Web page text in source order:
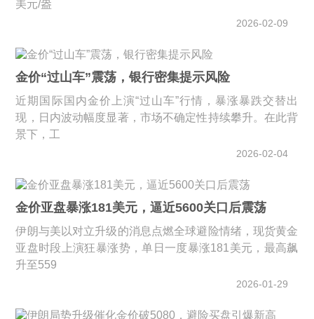
美元/盎
2026-02-09
金价“过山车”震荡，银行密集提示风险
近期国际国内金价上演“过山车”行情，暴涨暴跌交替出
现，日内波动幅度显著，市场不确定性持续攀升。在此背
景下，工
2026-02-04
金价亚盘暴涨181美元，逼近5600关口后震荡
伊朗与美以对立升级的消息点燃全球避险情绪，现货黄金
亚盘时段上演狂暴涨势，单日一度暴涨181美元，最高飙
升至559
2026-01-29